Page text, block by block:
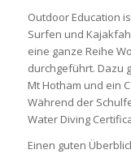
Outdoor Education
Surfen und
eine ganze Reihe
durchgeführt. Dazu
Mt Hotham und ein
Während der
Water Diving
Einen guten